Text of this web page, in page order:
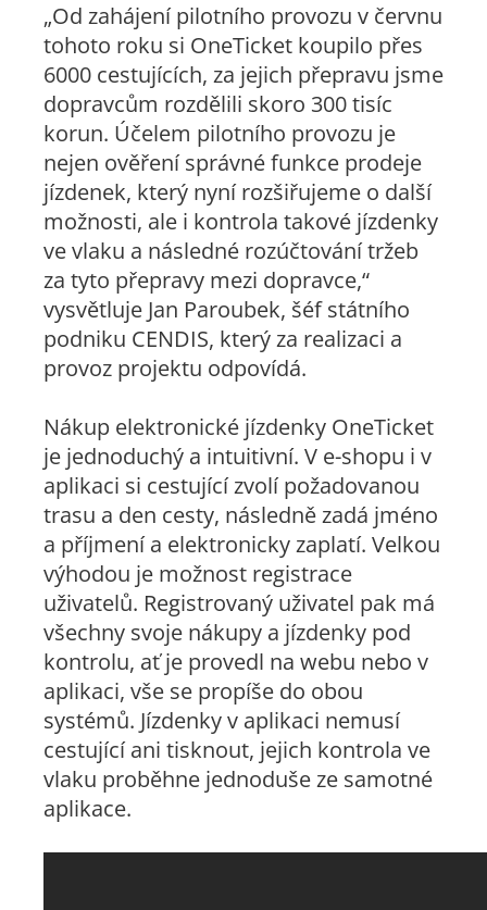
„Od zahájení pilotního provozu v červnu
tohoto roku si OneTicket koupilo přes
6000 cestujících, za jejich přepravu jsme
dopravcům rozdělili skoro 300 tisíc
korun. Účelem pilotního provozu je
nejen ověření správné funkce prodeje
jízdenek, který nyní rozšiřujeme o další
možnosti, ale i kontrola takové jízdenky
ve vlaku a následné rozúčtování tržeb
za tyto přepravy mezi dopravce,“
vysvětluje Jan Paroubek, šéf státního
podniku CENDIS, který za realizaci a
provoz projektu odpovídá.
Nákup elektronické jízdenky OneTicket
je jednoduchý a intuitivní. V e-shopu i v
aplikaci si cestující zvolí požadovanou
trasu a den cesty, následně zadá jméno
a příjmení a elektronicky zaplatí. Velkou
výhodou je možnost registrace
uživatelů. Registrovaný uživatel pak má
všechny svoje nákupy a jízdenky pod
kontrolu, ať je provedl na webu nebo v
aplikaci, vše se propíše do obou
systémů. Jízdenky v aplikaci nemusí
cestující ani tisknout, jejich kontrola ve
vlaku proběhne jednoduše ze samotné
aplikace.